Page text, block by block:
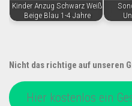
Kinder Anzug Schwarz Weiß
Beige Blau 1-4 Jahre
Nicht das richtige auf unseren
Hier kostenlos ein